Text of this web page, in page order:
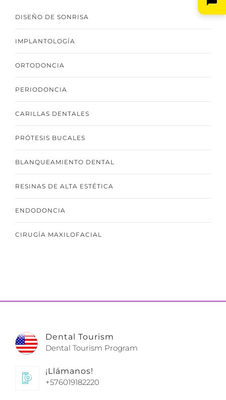
DISEÑO DE SONRISA
IMPLANTOLOGÍA
ORTODONCIA
PERIODONCIA
CARILLAS DENTALES
PRÓTESIS BUCALES
BLANQUEAMIENTO DENTAL
RESINAS DE ALTA ESTÉTICA
ENDODONCIA
CIRUGÍA MAXILOFACIAL
Dental Tourism
Dental Tourism Program
¡Llámanos!
+576019182220